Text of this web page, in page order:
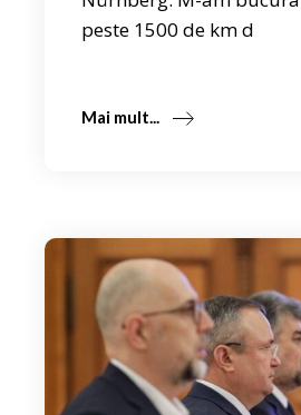
peste 1500 de km d
Mai mult...